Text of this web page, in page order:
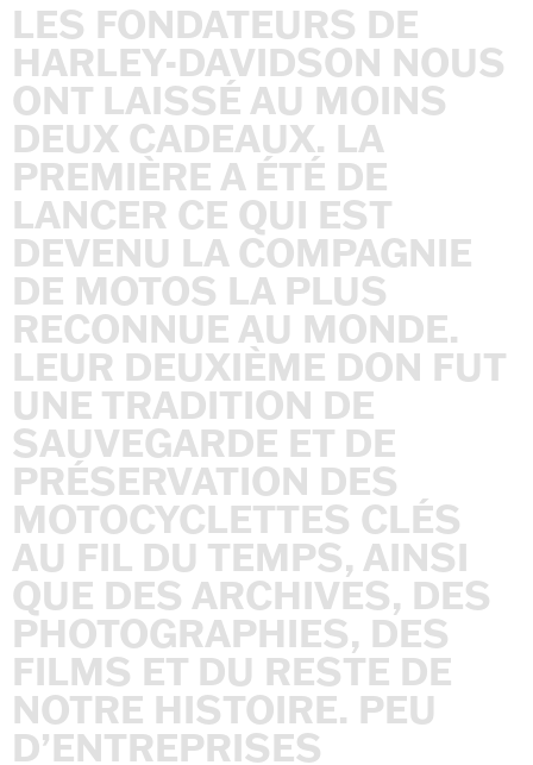
LES FONDATEURS DE
HARLEY-DAVIDSON NOUS
ONT LAISSÉ AU MOINS
DEUX CADEAUX. LA
PREMIÈRE A ÉTÉ DE
LANCER CE QUI EST
DEVENU LA COMPAGNIE
DE MOTOS LA PLUS
RECONNUE AU MONDE.
LEUR DEUXIÈME DON FUT
UNE TRADITION DE
SAUVEGARDE ET DE
PRÉSERVATION DES
MOTOCYCLETTES CLÉS
AU FIL DU TEMPS, AINSI
QUE DES ARCHIVES, DES
PHOTOGRAPHIES, DES
FILMS ET DU RESTE DE
NOTRE HISTOIRE. PEU
D’ENTREPRISES